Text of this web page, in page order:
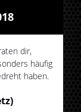
dir,
häufig
haben.